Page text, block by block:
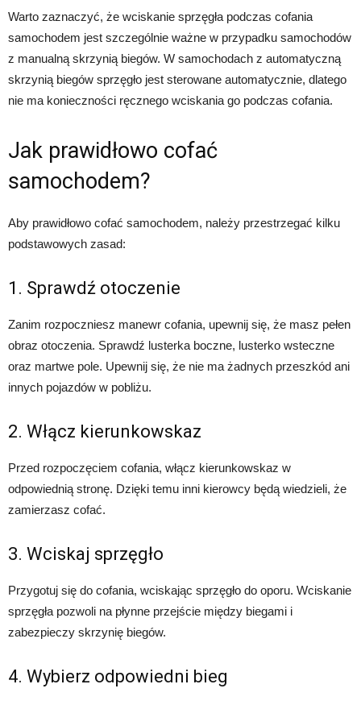
Warto zaznaczyć, że wciskanie sprzęgła podczas cofania
samochodem jest szczególnie ważne w przypadku samochodów
z manualną skrzynią biegów. W samochodach z automatyczną
skrzynią biegów sprzęgło jest sterowane automatycznie, dlatego
nie ma konieczności ręcznego wciskania go podczas cofania.
Jak prawidłowo cofać
samochodem?
Aby prawidłowo cofać samochodem, należy przestrzegać kilku
podstawowych zasad:
1. Sprawdź otoczenie
Zanim rozpoczniesz manewr cofania, upewnij się, że masz pełen
obraz otoczenia. Sprawdź lusterka boczne, lusterko wsteczne
oraz martwe pole. Upewnij się, że nie ma żadnych przeszkód ani
innych pojazdów w pobliżu.
2. Włącz kierunkowskaz
Przed rozpoczęciem cofania, włącz kierunkowskaz w
odpowiednią stronę. Dzięki temu inni kierowcy będą wiedzieli, że
zamierzasz cofać.
3. Wciskaj sprzęgło
Przygotuj się do cofania, wciskając sprzęgło do oporu. Wciskanie
sprzęgła pozwoli na płynne przejście między biegami i
zabezpieczy skrzynię biegów.
4. Wybierz odpowiedni bieg